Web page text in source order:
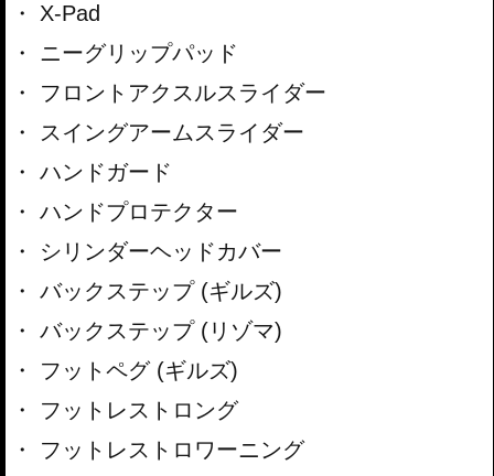
X-Pad
ニーグリップパッド
フロントアクスルスライダー
スイングアームスライダー
ハンドガード
ハンドプロテクター
シリンダーヘッドカバー
バックステップ (ギルズ)
バックステップ (リゾマ)
フットペグ (ギルズ)
フットレストロング
フットレストロワーニング